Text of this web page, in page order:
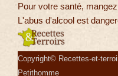
Pour votre santé,
L'abus d'alcool est
Copyright© Recettes-et-
Petithomme